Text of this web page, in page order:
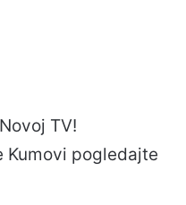
TV!
Kumovi pogledajte